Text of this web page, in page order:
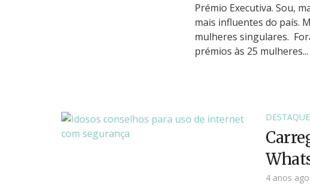
Prémio Executiva. Sou,
mais influentes do país.
mulheres singulares.
prémios às 25 mulheres...
DESTAQUE
4 anos ago